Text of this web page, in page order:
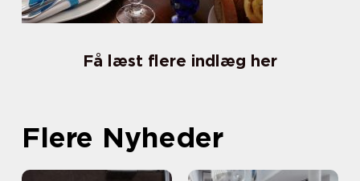
Få læst flere indlæg her
Flere Nyheder